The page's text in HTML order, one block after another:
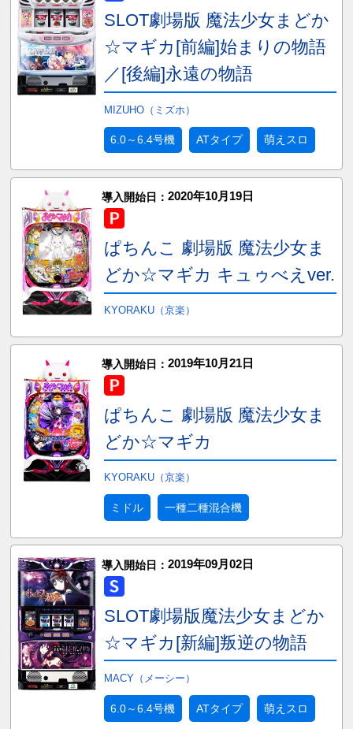
SLOT劇場版 魔法少女まどか
☆マギカ[前編]始まりの物語
／[後編]永遠の物語
MIZUHO（ミズホ）
6.0～6.4号機 ATタイプ 萌えスロ
導入開始日： 2020年10月19日
ぱちんこ 劇場版 魔法少女ま
どか☆マギカ キュゥべえver.
KYORAKU（京楽）
導入開始日： 2019年10月21日
ぱちんこ 劇場版 魔法少女ま
どか☆マギカ
KYORAKU（京楽）
ミドル 一種二種混合機
導入開始日： 2019年09月02日
SLOT劇場版魔法少女まどか
☆マギカ[新編]叛逆の物語
MACY（メーシー）
6.0～6.4号機 ATタイプ 萌えスロ